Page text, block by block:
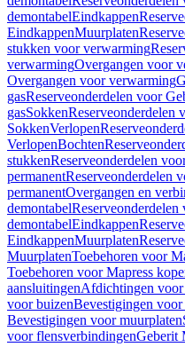
demontabelEindkappen
EindkappenMuurplaten
stukken voor verwarming
verwarmingOvergangen voor
Overgangen voor verwarming
gasReserveonderdelen voor
gasSokkenReserveonderdelen
SokkenVerlopen
VerlopenBochten
stukkenReserveonderdelen
permanentReserveonderdelen
permanentOvergangen en
demontabel
demontabelEindkappen
EindkappenMuurplaten
MuurplatenToebehoren voor
Toebehoren voor Mapress
aansluitingenAfdichtingen
voor buizenBevestigingen voor
Bevestigingen voor muurplaten
voor flensverbindingenGeberit